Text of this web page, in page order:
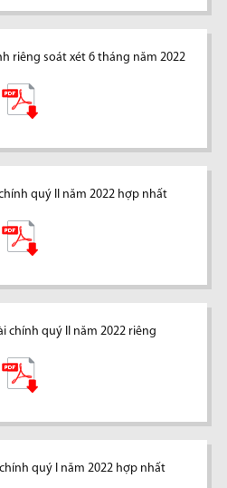
riêng soát xét 6 tháng năm 2022
quý II năm 2022 hợp nhất
chính quý II năm 2022 riêng
quý I năm 2022 hợp nhất